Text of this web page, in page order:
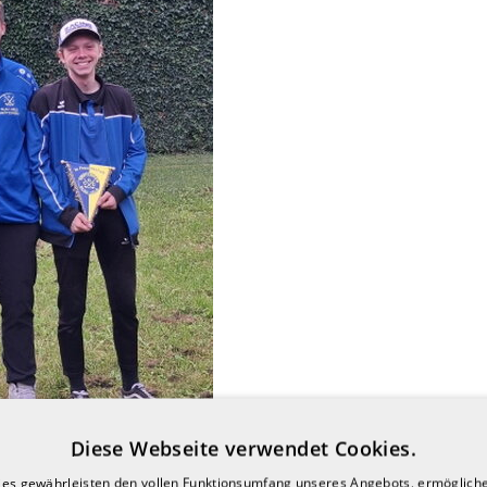
Diese Webseite verwendet Cookies.
gewährleisten den vollen Funktionsumfang unseres Angebots,